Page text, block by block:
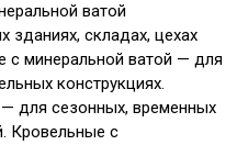
ватой
складах, цехах
с минеральной ватой — для
конструкциях.
для сезонных, временных
Кровельные с